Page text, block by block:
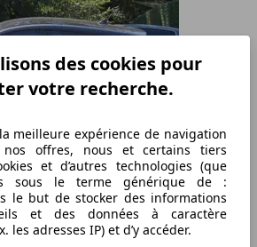
des cookies pour
votre recherche.
meilleure expérience de navigation
nos offres, nous et certains tiers
et d’autres technologies (que
sous le terme générique de :
le but de stocker des informations
et des données à caractère
les adresses IP) et d’y accéder.
mHEV ST-Line